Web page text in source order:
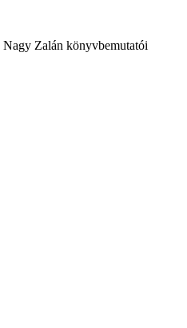
Zalán könyvbemutatói